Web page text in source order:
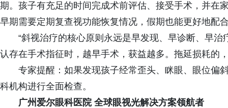
期。孩子有充足的时间完成术前评估、接受手术，并在
早期需要定期复查视功能恢复情况，假期也能更好地配
“斜视治疗的核心原则永远是早发现、早诊断、早
认存在手术指征时，越早手术，获益越多。拖延损耗的
专家提醒：如果发现孩子经常歪头、眯眼、眼位偏
科机构进行全面检查。
广州爱尔眼科医院全球眼视光解决方案领航者